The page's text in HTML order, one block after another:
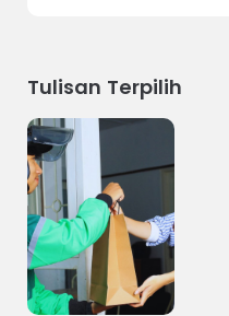
Tulisan Terpilih